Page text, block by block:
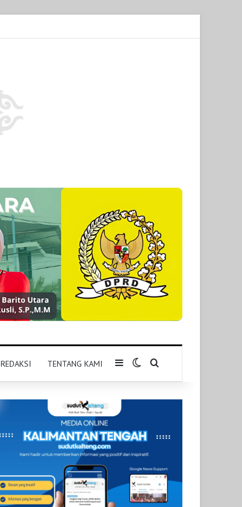
REDAKSI TENTANG KAMI SidebarSwitch skin
Pencarian untuk